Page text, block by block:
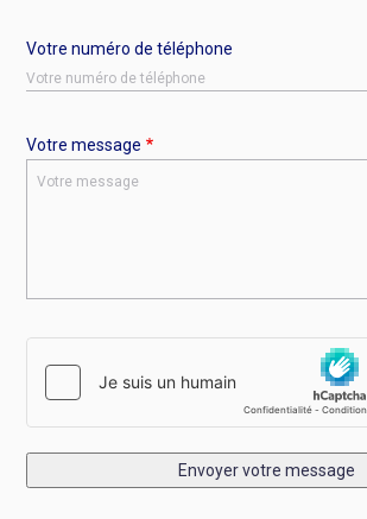
Votre numéro de téléphone
Votre message
Envoyer votre message